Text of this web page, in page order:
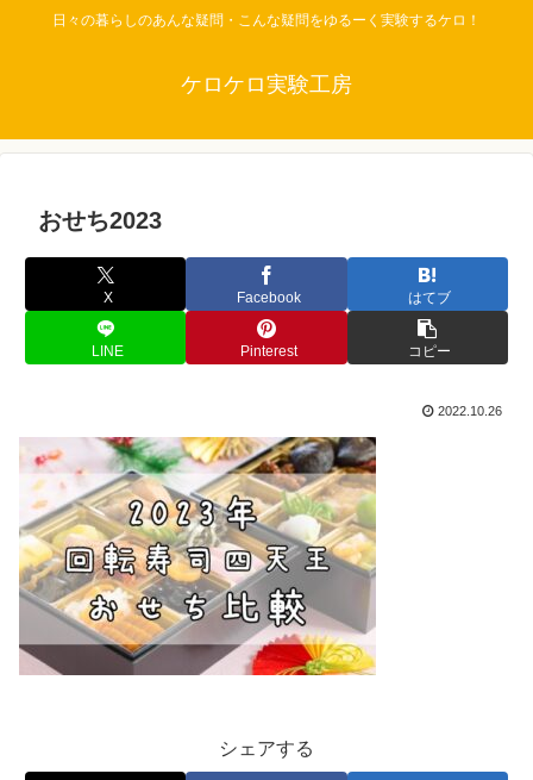
日々の暮らしのあんな疑問・こんな疑問をゆるーく実験するケロ！
ケロケロ実験工房
おせち2023
X Facebook はてブ
LINE Pinterest コピー
2022.10.26
シェアする